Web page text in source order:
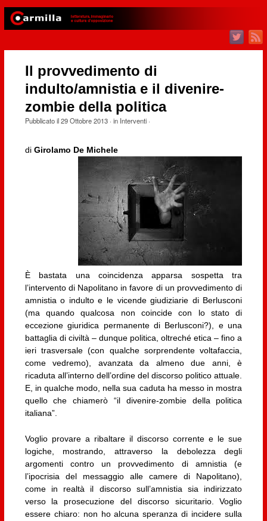
Il provvedimento di
indulto/amnistia e il divenire-
zombie della politica
Pubblicato il29 Ottobre 2013· in Interventi·
di Girolamo De Michele
È bastata una coincidenza apparsa sospetta tra
l’intervento di Napolitano in favore di un provvedimento di
amnistia o indulto e le vicende giudiziarie di Berlusconi
(ma quando qualcosa non coincide con lo stato di
eccezione giuridica permanente di Berlusconi?), e una
battaglia di civiltà – dunque politica, oltreché etica – fino a
ieri trasversale (con qualche sorprendente voltafaccia,
come vedremo), avanzata da almeno due anni, è
ricaduta all’interno dell’ordine del discorso politico attuale.
E, in qualche modo, nella sua caduta ha messo in mostra
quello che chiamerò “il divenire-zombie della politica
italiana”.
Voglio provare a ribaltare il discorso corrente e le sue
logiche, mostrando, attraverso la debolezza degli
argomenti contro un provvedimento di amnistia (e
l’ipocrisia del messaggio alle camere di Napolitano),
come in realtà il discorso sull’amnistia sia indirizzato
verso la prosecuzione del discorso sicuritario. Voglio
essere chiaro: non ho alcuna speranza di incidere sulla